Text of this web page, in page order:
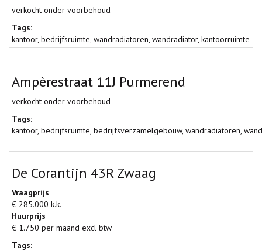
verkocht onder voorbehoud
Tags:
kantoor, bedrijfsruimte, wandradiatoren, wandradiator, kantoorruimte
Ampèrestraat 11J Purmerend
verkocht onder voorbehoud
Tags:
kantoor, bedrijfsruimte, bedrijfsverzamelgebouw, wandradiatoren,
De Corantijn 43R Zwaag
Vraagprijs
€ 285.000 k.k.
Huurprijs
€ 1.750 per maand excl btw
Tags: